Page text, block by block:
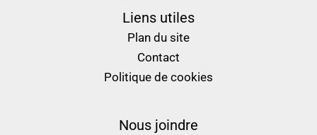
Liens utiles
Plan du site
Contact
Politique de cookies
Nous joindre